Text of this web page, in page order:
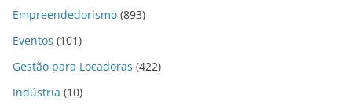
Empreendedorismo (893)
Eventos (101)
Gestão para Locadoras (422)
Indústria (10)